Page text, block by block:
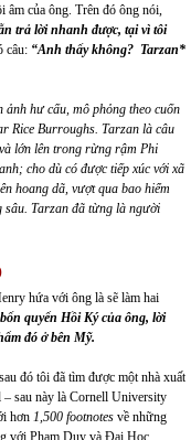
âm của ông. Trên đó ông nói,
trả lời nhanh được, tại vì tôi
câu: “Anh thấy không? Tarzan*
hư cấu, mô phỏng theo cuốn
Rice Burroughs. Tarzan là câu
lớn lên trong rừng rậm Phi
cho dù có được tiếp xúc với xã
hoang dã, vượt qua bao hiểm
Tarzan đã từng là người
hứa với ông là sẽ làm hai
quyển Hồi Ký của ông, lời
đó ở bên Mỹ.
đó tôi đã tìm được một nhà xuất
sau này là Cornell University
hơn 1,500 footnotes về những
với Phạm Duy và Đại Học